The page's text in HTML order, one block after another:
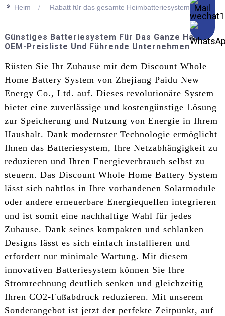
>> Heim Rabatt für das gesamte Heimbatteriesystem
Günstiges Batteriesystem Für Das Ganze Haus:
OEM-Preisliste Und Führende Unternehmen
Rüsten Sie Ihr Zuhause mit dem Discount Whole
Home Battery System von Zhejiang Paidu New
Energy Co., Ltd. auf. Dieses revolutionäre System
bietet eine zuverlässige und kostengünstige Lösung
zur Speicherung und Nutzung von Energie in Ihrem
Haushalt. Dank modernster Technologie ermöglicht
Ihnen das Batteriesystem, Ihre Netzabhängigkeit zu
reduzieren und Ihren Energieverbrauch selbst zu
steuern. Das Discount Whole Home Battery System
lässt sich nahtlos in Ihre vorhandenen Solarmodule
oder andere erneuerbare Energiequellen integrieren
und ist somit eine nachhaltige Wahl für jedes
Zuhause. Dank seines kompakten und schlanken
Designs lässt es sich einfach installieren und
erfordert nur minimale Wartung. Mit diesem
innovativen Batteriesystem können Sie Ihre
Stromrechnung deutlich senken und gleichzeitig
Ihren CO2-Fußabdruck reduzieren. Mit unserem
Sonderangebot ist jetzt der perfekte Zeitpunkt, auf